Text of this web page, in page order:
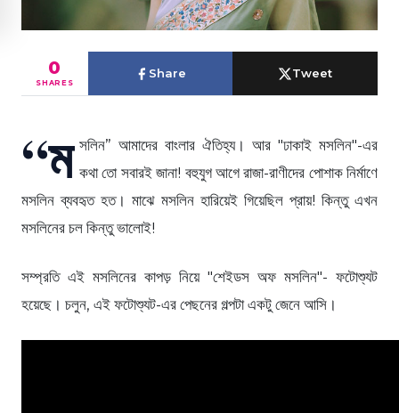
0
SHARES
Share Tweet
“ম সলিন” আমাদের বাংলার ঐতিহ্য। আর "ঢাকাই মসলিন"-এর
কথা তো সবারই জানা! বহুযুগ আগে রাজা-রাণীদের পোশাক নির্মাণে
মসলিন ব্যবহৃত হত। মাঝে মসলিন হারিয়েই গিয়েছিল প্রায়! কিন্তু এখন
মসলিনের চল কিন্তু ভালোই!
সম্প্রতি এই মসলিনের কাপড় নিয়ে "শেইডস অফ মসলিন"- ফটোশ্যুট
হয়েছে। চলুন, এই ফটোশ্যুট-এর পেছনের গল্পটা একটু জেনে আসি।